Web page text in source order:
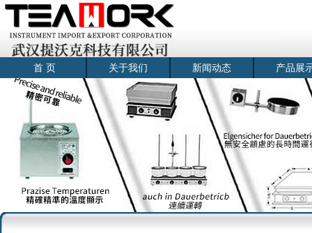
首 页 关于我们 新闻动态 产品展